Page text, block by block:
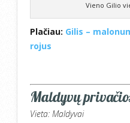
Vieno Gilio
Plačiau: Gilis –
rojus
Maldyvų
Vieta: Maldyvai